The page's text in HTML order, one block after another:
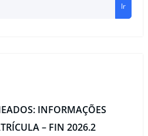
Ir
INFORMAÇÕES
– FIN 2026.2